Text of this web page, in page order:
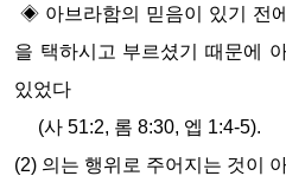
◈ 아브라함의 믿음이 있기 전
을 택하시고 부르셨기 때문에
있었다
(사 51:2, 롬 8:30, 엡 1:4-5).
(2) 의는 행위로 주어지는 것이